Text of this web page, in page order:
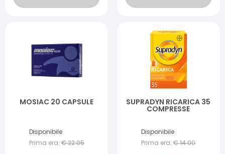
MOSIAC 20 CAPSULE
Disponibile
Prima era: €22.05
SUPRADYN RICARICA 35
COMPRESSE
Disponibile
Prima era: €14.00